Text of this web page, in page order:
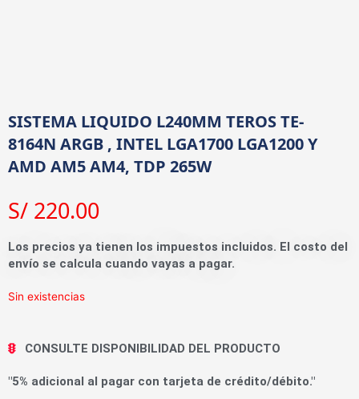
SISTEMA LIQUIDO L240MM TEROS TE-
8164N ARGB , INTEL LGA1700 LGA1200 Y
AMD AM5 AM4, TDP 265W
S/ 220.00
Los precios ya tienen los impuestos incluidos. El costo del
envío se calcula cuando vayas a pagar.
Sin existencias
CONSULTE DISPONIBILIDAD DEL PRODUCTO
"5% adicional al pagar con tarjeta de crédito/débito."